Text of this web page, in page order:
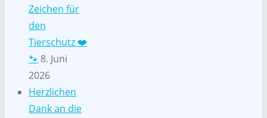
Zeichen für
den
Tierschutz ❤️
🐾 8. Juni
2026
Herzlichen
Dank an die